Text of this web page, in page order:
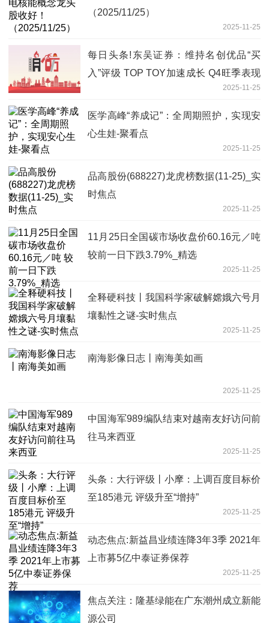
（2025/11/25）
2025-11-25
每日头条!东吴证券：维持名创优品“买
入”评级 TOP TOY加速成长 Q4旺季表现
2025-11-25
医学高峰“养成记”：全周期照护，实现安
心生娃-聚看点
2025-11-25
品高股份(688227)龙虎榜数据(11-25)_实
时焦点
2025-11-25
11月25日全国碳市场收盘价60.16元／吨
较前一日下跌3.79%_精选
2025-11-25
全释硬科技丨我国科学家破解嫦娥六号月
壤黏性之谜-实时焦点
2025-11-25
南海影像日志丨南海美如画
2025-11-25
中国海军989编队结束对越南友好访问前
往马来西亚
2025-11-25
头条：大行评级丨小摩：上调百度目标价
至185港元 评级升至“增持”
2025-11-25
动态焦点:新益昌业绩连降3年3季 2021年
上市募5亿中泰证券保荐
2025-11-25
焦点关注：隆基绿能在广东潮州成立新能
源公司